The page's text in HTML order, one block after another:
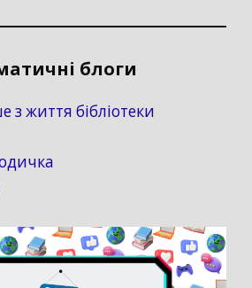
блоги
з життя бібліотеки